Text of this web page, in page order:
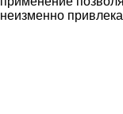
неизменно